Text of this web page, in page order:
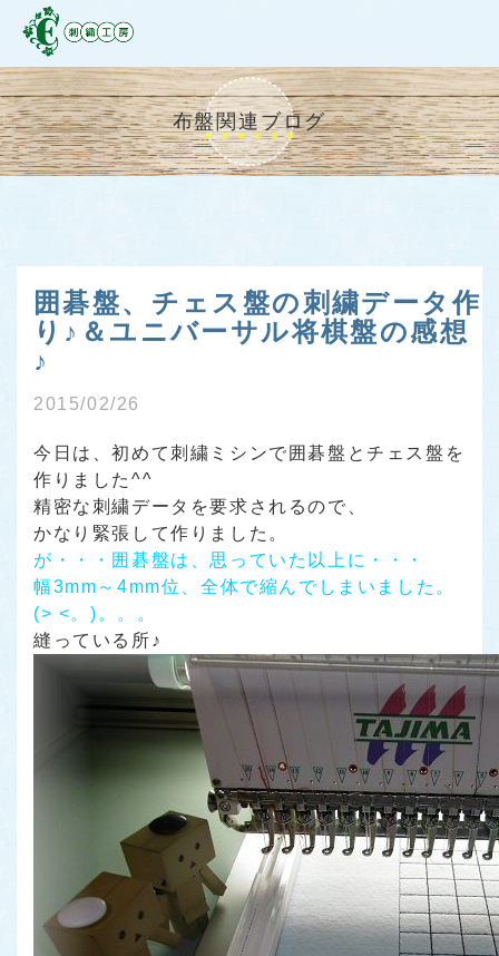
布盤関連ブログ
囲碁盤、チェス盤の刺繍データ作
り♪＆ユニバーサル将棋盤の感想
♪
2015/02/26
今日は、初めて刺繍ミシンで囲碁盤とチェス盤を
作りました^^
精密な刺繍データを要求されるので、
かなり緊張して作りました。
が・・・囲碁盤は、思っていた以上に・・・
幅3mm～4mm位、全体で縮んでしまいました。
(> <。)。。。
縫っている所♪